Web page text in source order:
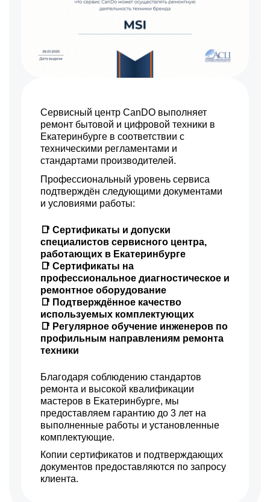
Сервисный центр CanDO выполняет
ремонт бытовой и цифровой техники в
Екатеринбурге в соответствии с
техническими регламентами и
стандартами производителей.
Профессиональный уровень сервиса
подтверждён следующими документами
и условиями работы:
📑 Сертификаты и допуски
специалистов сервисного центра,
работающих в Екатеринбурге
📑 Сертификаты на
профессиональное диагностическое и
ремонтное оборудование
📑 Подтверждённое качество
используемых комплектующих
📑 Регулярное обучение инженеров по
профильным направлениям ремонта
техники
Благодаря соблюдению стандартов
ремонта и высокой квалификации
мастеров в Екатеринбурге, мы
предоставляем гарантию до 3 лет на
выполненные работы и установленные
комплектующие.
Копии сертификатов и подтверждающих
документов предоставляются по запросу
клиента.